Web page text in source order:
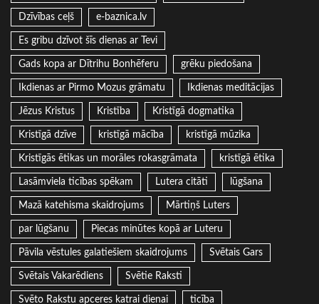
Dzīvības ceļš e-baznica.lv
Es gribu dzīvot šīs dienas ar Tevi
Gads kopa ar Dītrihu Bonhēferu grēku piedošana
Ikdienas ar Pirmo Mozus grāmatu Ikdienas meditācijas
Jēzus Kristus Kristība Kristīgā dogmatika
Kristīgā dzīve kristīgā mācība kristīgā mūzika
Kristīgās ētikas un morāles rokasgrāmata kristīgā ētika
Lasāmviela ticības spēkam Lutera citāti lūgšana
Mazā katehisma skaidrojums Mārtiņš Luters
par lūgšanu Piecas minūtes kopā ar Luteru
Pāvila vēstules galatiešiem skaidrojums Svētais Gars
Svētais Vakarēdiens Svētie Raksti
Svēto Rakstu apceres katrai dienai ticība